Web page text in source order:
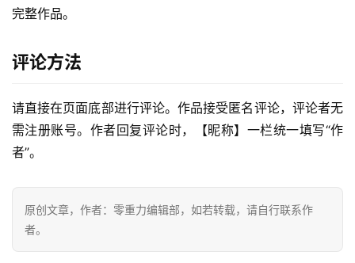
零
重
科
幻
征
完整作品。
评论方法
请直接在页面底部进行评论。作品接受匿名评论，评论者无
需注册账号。作者回复评论时，【昵称】一栏统一填写“作
者”。
原创文章，作者：零重力编辑部，如若转载，请自行联系作
者。